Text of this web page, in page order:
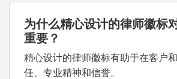
为什么精心设计的律师徽标
重要？
精心设计的律师徽标有助于在客户
任、专业精神和信誉。